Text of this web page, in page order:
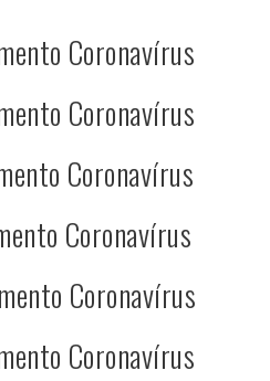
Coronavírus
Coronavírus
Coronavírus
Coronavírus
Coronavírus
Coronavírus